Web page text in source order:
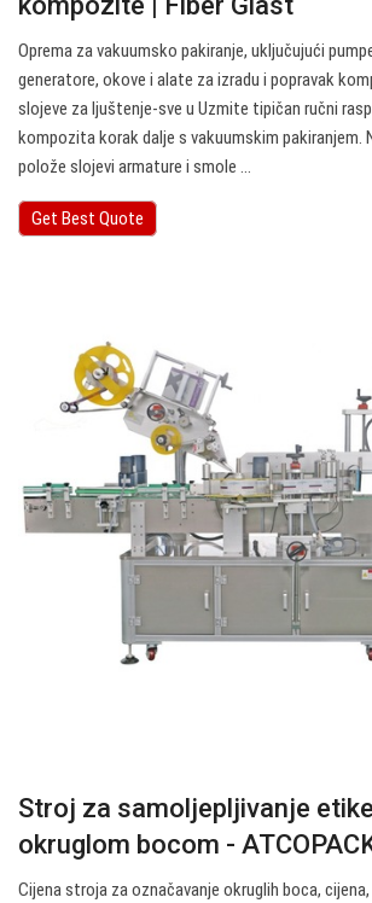
Oprema za vakuumsko pakiranje, uključujući
generatore, okove i alate za izradu i popravak
slojeve za ljuštenje-sve u Uzmite tipičan ručni
kompozita korak dalje s vakuumskim pakiranjem.
polože slojevi armature i smole ...
Get Best Quote
Stroj za samoljepljivanje
okruglom bocom -
Cijena stroja za označavanje okruglih boca, cijena,